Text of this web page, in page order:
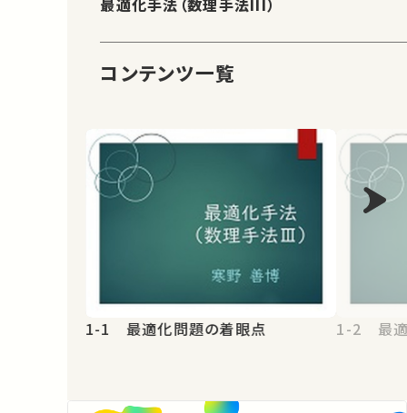
最適化手法（数理手法III）
コンテンツ一覧
1-1 最適化問題の着眼点 1-2 最適